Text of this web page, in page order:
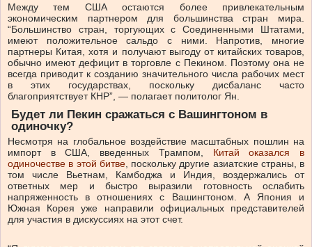
Между тем США остаются более привлекательным
экономическим партнером для большинства стран мира.
“Большинство стран, торгующих с Соединенными Штатами,
имеют положительное сальдо с ними. Напротив, многие
партнеры Китая, хотя и получают выгоду от китайских товаров,
обычно имеют дефицит в торговле с Пекином. Поэтому она не
всегда приводит к созданию значительного числа рабочих мест
в этих государствах, поскольку дисбаланс часто
благоприятствует КНР”, — полагает политолог Ян.
Будет ли Пекин сражаться с Вашингтоном в
одиночку?
Несмотря на глобальное воздействие масштабных пошлин на
импорт в США, введенных Трампом, Китай оказался в
одиночестве в этой битве, поскольку другие азиатские страны, в
том числе Вьетнам, Камбоджа и Индия, воздержались от
ответных мер и быстро выразили готовность ослабить
напряженность в отношениях с Вашингтоном. А Япония и
Южная Корея уже направили официальных представителей
для участия в дискуссиях на этот счет.